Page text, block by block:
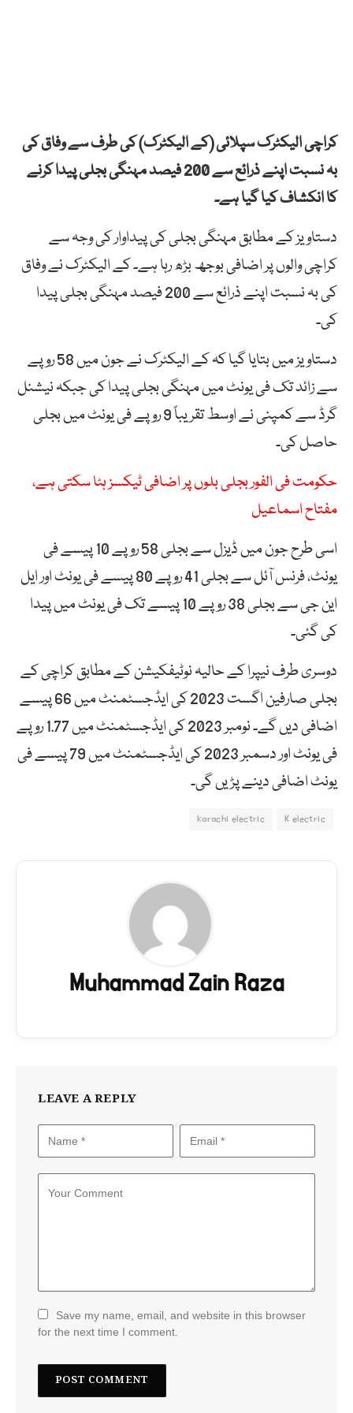
کراچی الیکٹرک سپلائی (کے الیکٹرک) کی طرف سے وفاق کی
بہ نسبت اپنے ذرائع سے 200 فیصد مہنگی بجلی پیدا کرنے
کا انکشاف کیا گیا ہے۔
دستاویز کے مطابق مہنگی بجلی کی پیداوار کی وجہ سے
کراچی والوں پر اضافی بوجھ بڑھ رہا ہے۔ کے الیکٹرک نے وفاق
کی بہ نسبت اپنے ذرائع سے 200 فیصد مہنگی بجلی پیدا
کی۔
دستاویز میں بتایا گیا کہ کے الیکٹرک نے جون میں 58 روپے
سے زائد تک فی یونٹ میں مہنگی بجلی پیدا کی جبکہ نیشنل
گرڈ سے کمپنی نے اوسط تقریباً 9 روپے فی یونٹ میں بجلی
حاصل کی۔
حکومت فی الفور بجلی بلوں پر اضافی ٹیکسز ہٹا سکتی ہے،
مفتاح اسماعیل
اسی طرح جون میں ڈیزل سے بجلی 58 روپے 10 پیسے فی
یونٹ، فرنس آئل سے بجلی 41 روپے 80 پیسے فی یونٹ اور ایل
این جی سے بجلی 38 روپے 10 پیسے تک فی یونٹ میں پیدا
کی گئی۔
دوسری طرف نیپرا کے حالیہ نوٹیفکیشن کے مطابق کراچی کے
بجلی صارفین اگست 2023 کی ایڈجسٹمنٹ میں 66 پیسے
اضافی دیں گے۔ نومبر 2023 کی ایڈجسٹمنٹ میں 1.77 روپے
فی یونٹ اور دسمبر 2023 کی ایڈجسٹمنٹ میں 79 پیسے فی
یونٹ اضافی دینے پڑیں گی۔
K electric
karachi electric
Muhammad Zain Raza
LEAVE A REPLY
Save my name, email, and website in this browser
for the next time I comment.